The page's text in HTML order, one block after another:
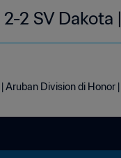
2 SV
Aruban Division di Honor